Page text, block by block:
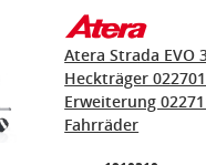
Atera Strada EVO
Heckträger
Erweiterung
Fahrräder